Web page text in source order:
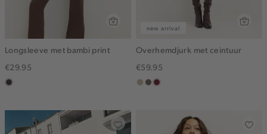
Longsleeve met bambi print
€29.95
choco
new arrival
Overhemdjurk met ceintuur
€59.95
lichtzand
middenbruin
bordeaux